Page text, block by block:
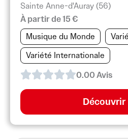
Sainte Anne-d'Auray (56)
À partir de 15 €
Musique du Monde
Variété Internationale
0.00Avis
Découvrir